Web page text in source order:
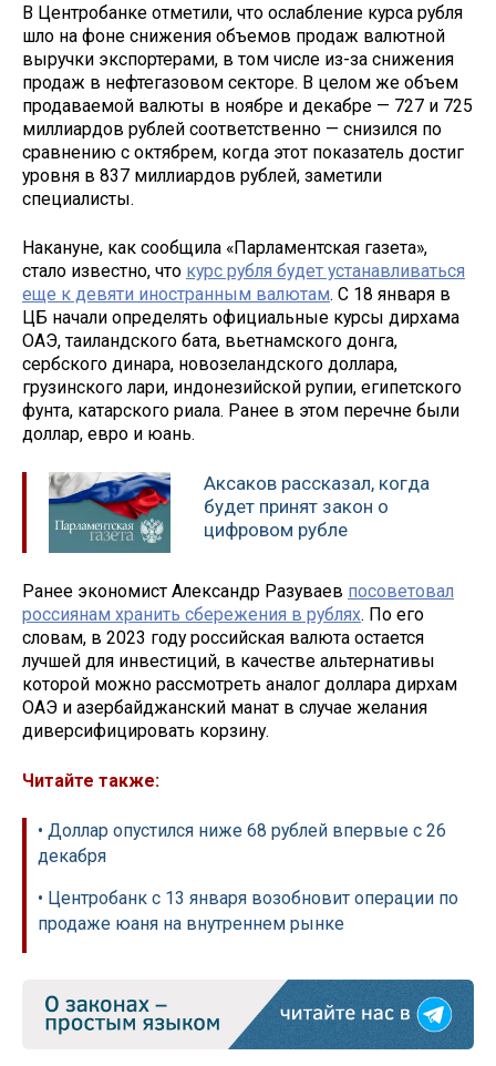
В Центробанке отметили, что ослабление курса рубля
шло на фоне снижения объемов продаж валютной
выручки экспортерами, в том числе из-за снижения
продаж в нефтегазовом секторе. В целом же объем
продаваемой валюты в ноябре и декабре — 727 и 725
миллиардов рублей соответственно — снизился по
сравнению с октябрем, когда этот показатель достиг
уровня в 837 миллиардов рублей, заметили
специалисты.
Накануне, как сообщила «Парламентская газета»,
стало известно, что курс рубля будет устанавливаться
еще к девяти иностранным валютам. С 18 января в
ЦБ начали определять официальные курсы дирхама
ОАЭ, таиландского бата, вьетнамского донга,
сербского динара, новозеландского доллара,
грузинского лари, индонезийской рупии, египетского
фунта, катарского риала. Ранее в этом перечне были
доллар, евро и юань.
Аксаков рассказал, когда
будет принят закон о
цифровом рубле
Ранее экономист Александр Разуваев посоветовал
россиянам хранить сбережения в рублях. По его
словам, в 2023 году российская валюта остается
лучшей для инвестиций, в качестве альтернативы
которой можно рассмотреть аналог доллара дирхам
ОАЭ и азербайджанский манат в случае желания
диверсифицировать корзину.
Читайте также:
• Доллар опустился ниже 68 рублей впервые с 26
декабря
• Центробанк с 13 января возобновит операции по
продаже юаня на внутреннем рынке